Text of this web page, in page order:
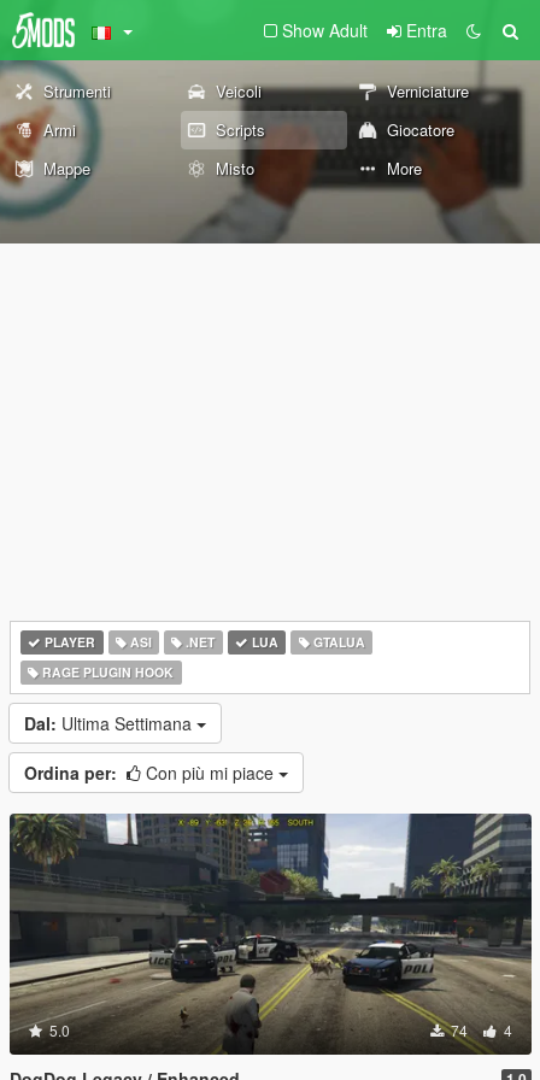
Show Adult Entra
Strumenti Veicoli
Verniciature
Armi
Scripts
Giocatore
Mappe
Misto More
PLAYER ASI .NET LUA
GTALUA
RAGE PLUGIN HOOK
Dal: Ultima Settimana
Ordina per: Con più mi piace
5.0 74 4